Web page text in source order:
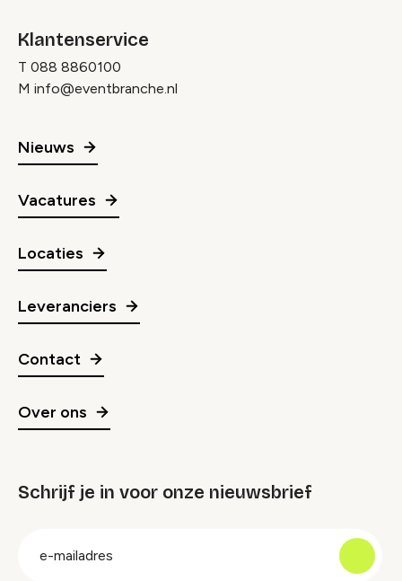
Klantenservice
T 088 8860100
M info@eventbranche.nl
Nieuws
Vacatures
Locaties
Leveranciers
Contact
Over ons
Schrijf je in voor onze nieuwsbrief